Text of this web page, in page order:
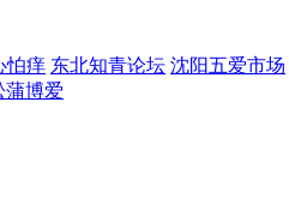
怕痒 东北知青论坛 沈阳五爱市场
蒲博爱